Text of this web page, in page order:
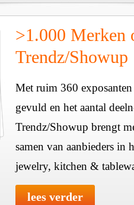
>1.000 Merken
Trendz/Showup
Met ruim 360
gevuld en het aantal
Trendz/Showup brengt
samen van aanbieders in
jewelry, kitchen &
lees verder